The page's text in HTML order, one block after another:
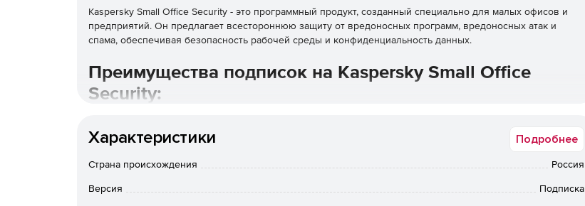
Kaspersky Small Office Security - это программный продукт, созданный специально для малых офисов и
предприятий. Он предлагает всестороннюю защиту от вредоносных программ, вредоносных атак и
спама, обеспечивая безопасность рабочей среды и конфиденциальность данных.
Преимущества подписок на Kaspersky Small Office
Security:
Гибкая тарификация: можно добавить или уменьшить количество лицензий в личном кабинете при
Характеристики Подробнее
Страна происхождения Россия
Версия Подписка